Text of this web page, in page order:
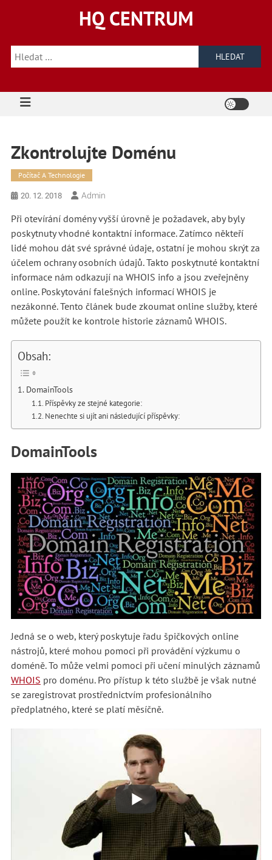
HQ CENTRUM
Vyhledávání
Zkontrolujte Doménu
Počítač A Technologie
20. 12. 2018 Admin
Při otevírání domény vyšší úrovně je požadavek, aby byly
poskytnuty vhodné kontaktní informace. Zatímco někteří
lidé mohou dát své správné údaje, ostatní je mohou skrýt za
účelem ochrany osobních údajů. Takto poskytnuté kontaktní
informace nám odkazují na WHOIS info a jsou zveřejněny
online. Poskytování falešných informací WHOIS je
nezákonné. Tento článek bude zkoumat online služby, které
můžete použít ke kontrole historie záznamů WHOIS.
Obsah:
DomainTools
Příspěvky ze stejné kategorie:
Nenechte si ujít ani následující příspěvky:
DomainTools
Jedná se o web, který poskytuje řadu špičkových online
nástrojů, které mohou pomoci při provádění výzkumu o
doméně. To může velmi pomoci při učení minulých záznamů
WHOIS pro doménu. Pro přístup k této službě je však nutné
se zaregistrovat prostřednictvím profesionálního
předplatného, které se platí měsíčně.